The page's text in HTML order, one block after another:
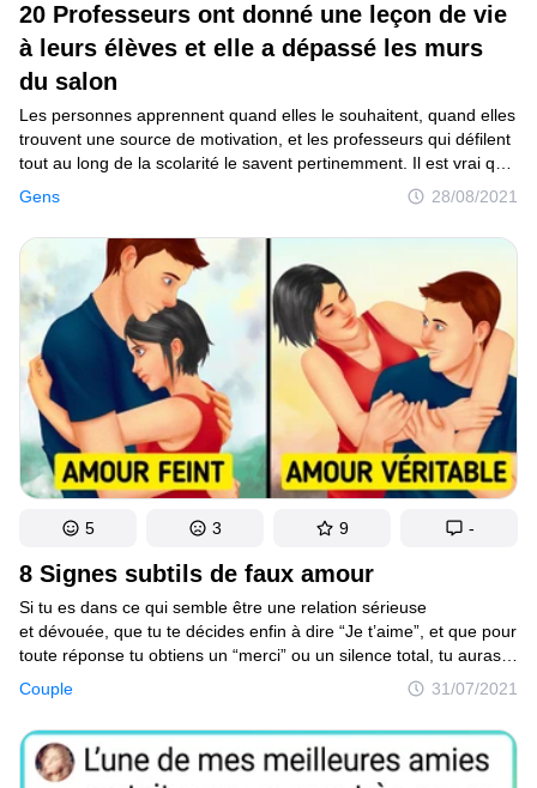
20 Professeurs ont donné une leçon de vie
à leurs élèves et elle a dépassé les murs
du salon
Gens 28/08/2021
Les personnes apprennent quand elles le souhaitent, quand elles
trouvent une source de motivation, et les professeurs qui défilent
tout au long de la scolarité le savent pertinemment. Il est vrai que
certains d’entre eux se contentent de transmettre le contenu
présent dans les livres, tandis que d’autres offrent de véritables
leçons de vie qui permettent de s’ouvrir à de nouveaux horizons
et d’être pas seulement meilleurs en tant qu’étudiants, mais
également en tant qu’individus.
8 Signes subtils de faux amour
Couple 31/07/2021
Si tu es dans ce qui semble être une relation sérieuse
et dévouée, que tu te décides enfin à dire “Je t’aime”, et que pour
toute réponse tu obtiens un “merci” ou un silence total, tu auras
l’impression que ton monde s’écroule. Et là, tu commenceras
à te demander si ton/ta partenaire est aussi honnête et ouvert(e)
avec toi que tu le pensais. Quoi qu’il en soit, son incapacité
à s’ouvrir à toi sur ses sentiments devrait te faire réfléchir.
5 3 9 -